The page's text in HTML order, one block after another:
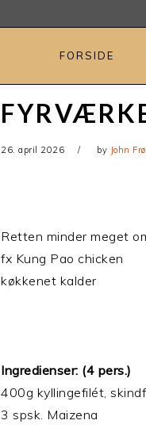
FORSIDE
26. april 2026 by John
Retten minder meget
fx Kung Pao chicken
køkkenet kalder
Ingredienser: (4 pers.)
400g kyllingefilét,
3 spsk. Maizena